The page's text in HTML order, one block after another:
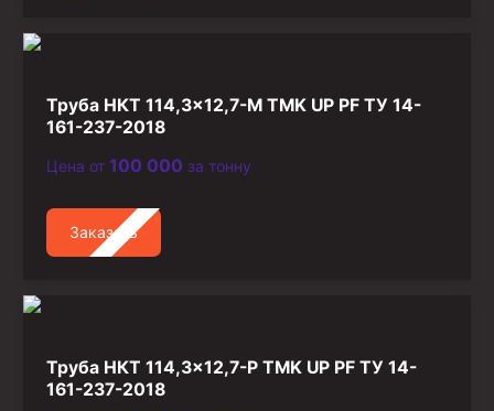
Труба НКТ 114,3×12,7-М TMK UP PF ТУ 14-
161-237-2018
Цена от 100 000 за тонну
Заказать
Труба НКТ 114,3×12,7-Р TMK UP PF ТУ 14-
161-237-2018